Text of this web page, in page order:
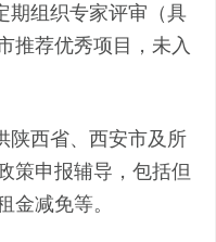
组织专家评审（具
推荐优秀项目，未入
西省、西安市及所
策申报辅导，包括但
金减免等。